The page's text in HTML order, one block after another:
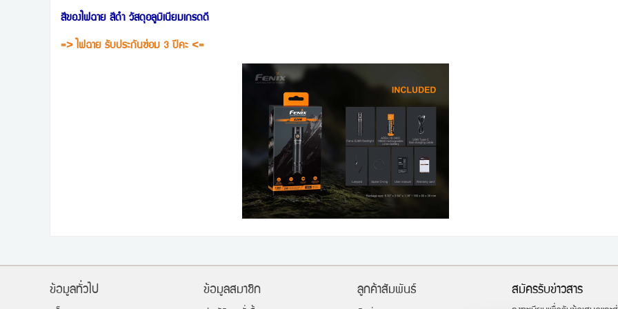
สีของไฟฉาย สีดำ วัสดุอลูมิเนียมเกรดดี
=> ไฟฉาย รับประกันซ่อม 3 ปีคะ <=
ข้อมูลทั่วไป ข้อมูลสมาชิก ลูกค้าสัมพันธ์ สมัครรับข่าวสาร